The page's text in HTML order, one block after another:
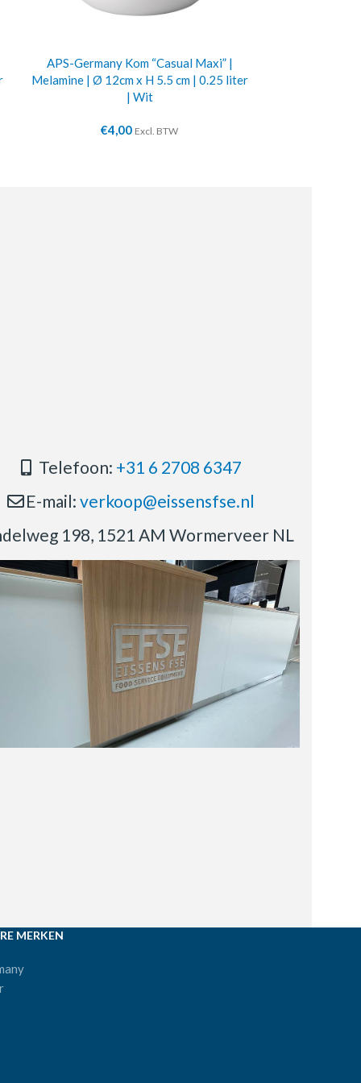
APS-Germany Kom “Casual Maxi” |
Melamine | Ø 12cm x H 5.5 cm | 0.25 liter
| Wit
€4,00 Excl. BTW
Telefoon: +31 6 2708 6347
E-mail:verkoop@eissensfse.nl
198, 1521 AM Wormerveer NL
MERKEN